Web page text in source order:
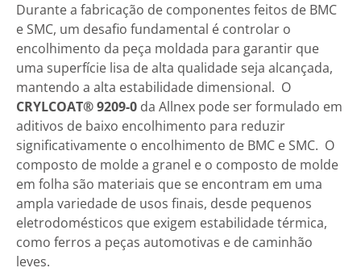
Durante a fabricação de componentes feitos de BMC
e SMC, um desafio fundamental é controlar o
encolhimento da peça moldada para garantir que
uma superfície lisa de alta qualidade seja alcançada,
mantendo a alta estabilidade dimensional. O
CRYLCOAT® 9209-0 da Allnex pode ser formulado em
aditivos de baixo encolhimento para reduzir
significativamente o encolhimento de BMC e SMC. O
composto de molde a granel e o composto de molde
em folha são materiais que se encontram em uma
ampla variedade de usos finais, desde pequenos
eletrodomésticos que exigem estabilidade térmica,
como ferros a peças automotivas e de caminhão
leves.